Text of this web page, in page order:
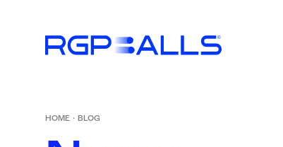
HOME · BLOG